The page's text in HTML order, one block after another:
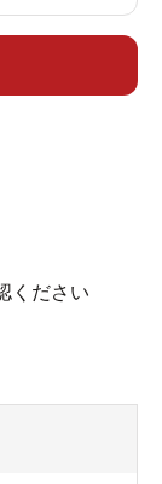
ください